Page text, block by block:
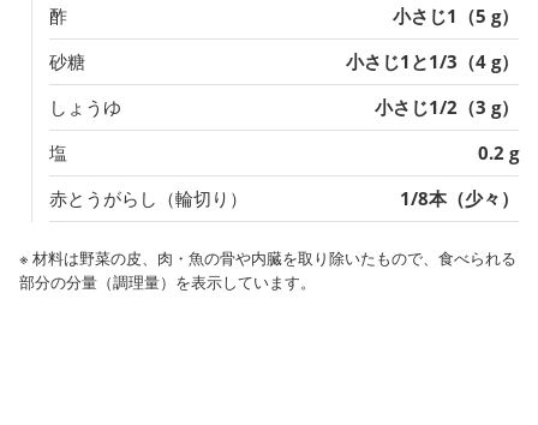
酢
小さじ1（5 g）
砂糖
小さじ1と1/3（4 g）
しょうゆ
小さじ1/2（3 g）
塩
0.2 g
赤とうがらし（輪切り）
1/8本（少々）
※ 材料は野菜の皮、肉・魚の骨や内臓を取り除いたもので、食べられる
部分の分量（調理量）を表示しています。